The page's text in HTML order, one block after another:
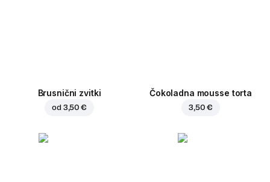
Brusnični zvitki
od 3,50 €
Čokoladna mousse torta
3,50 €